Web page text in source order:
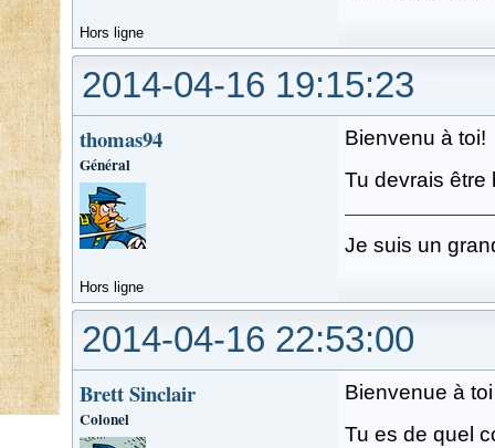
Hors ligne
2014-04-16 19:15:23
thomas94
Général
Bienvenu à toi!
Tu devrais être
Je suis un
Hors ligne
2014-04-16 22:53:00
Brett Sinclair
Colonel
Bienvenue à
Tu es de quel